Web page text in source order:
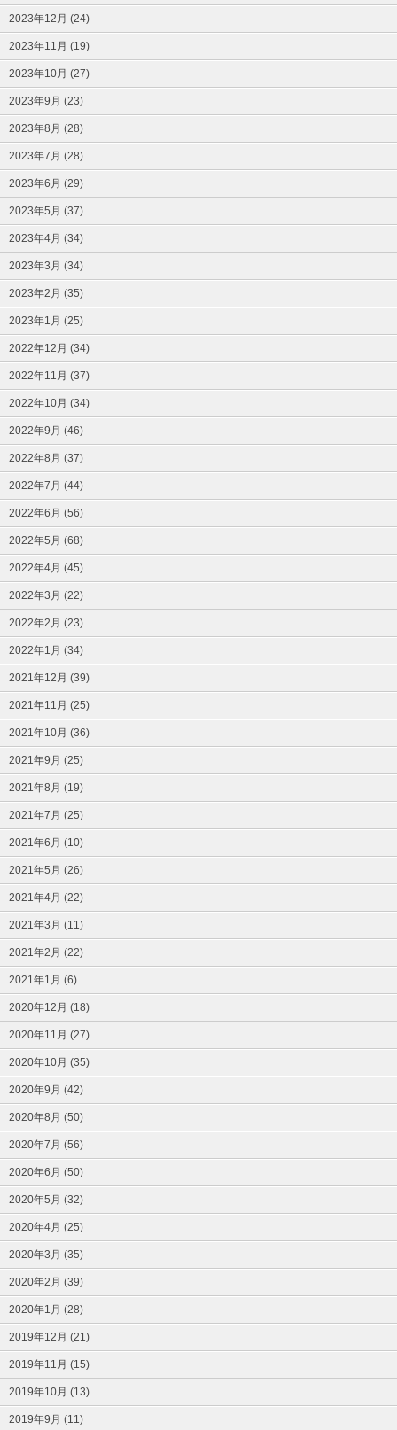
2023年12月 (24)
2023年11月 (19)
2023年10月 (27)
2023年9月 (23)
2023年8月 (28)
2023年7月 (28)
2023年6月 (29)
2023年5月 (37)
2023年4月 (34)
2023年3月 (34)
2023年2月 (35)
2023年1月 (25)
2022年12月 (34)
2022年11月 (37)
2022年10月 (34)
2022年9月 (46)
2022年8月 (37)
2022年7月 (44)
2022年6月 (56)
2022年5月 (68)
2022年4月 (45)
2022年3月 (22)
2022年2月 (23)
2022年1月 (34)
2021年12月 (39)
2021年11月 (25)
2021年10月 (36)
2021年9月 (25)
2021年8月 (19)
2021年7月 (25)
2021年6月 (10)
2021年5月 (26)
2021年4月 (22)
2021年3月 (11)
2021年2月 (22)
2021年1月 (6)
2020年12月 (18)
2020年11月 (27)
2020年10月 (35)
2020年9月 (42)
2020年8月 (50)
2020年7月 (56)
2020年6月 (50)
2020年5月 (32)
2020年4月 (25)
2020年3月 (35)
2020年2月 (39)
2020年1月 (28)
2019年12月 (21)
2019年11月 (15)
2019年10月 (13)
2019年9月 (11)